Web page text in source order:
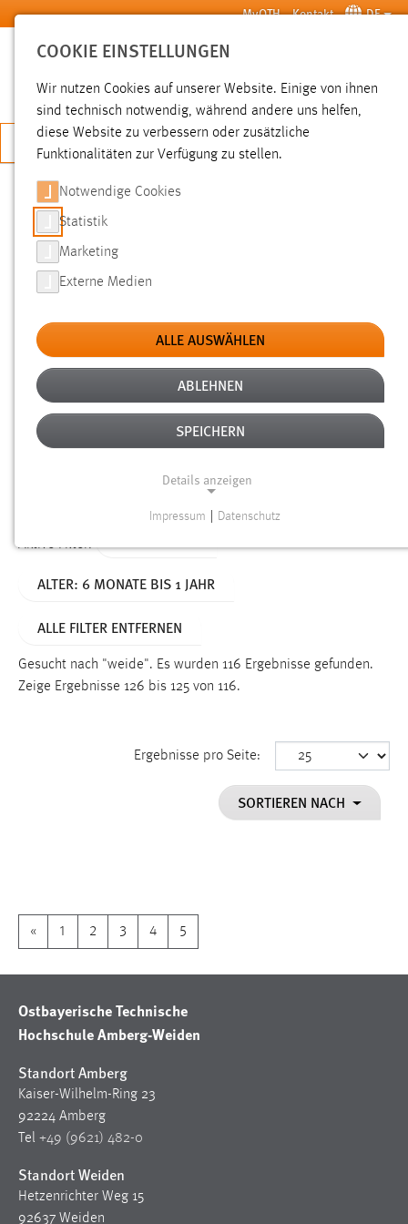
Zum Hauptinhalt springen MyOTH Kontakt DE
SUCHE
JETZT BEWERBEN
SUCHE
FILTER
Typ
Erstellungsdatum
Alter
Aktive Filter:
ALTER: 6 MONATE BIS 1 JAHR
ALLE FILTER ENTFERNEN
Gesucht nach "weide". Es wurden 116 Ergebnisse gefunden.
Zeige Ergebnisse 126 bis 125 von 116.
Ergebnisse pro Seite:
SORTIEREN NACH
« 1 2 3 4 5
Ostbayerische Technische
Hochschule Amberg-Weiden
Standort Amberg
Kaiser-Wilhelm-Ring 23
92224 Amberg
Tel +49 (9621) 482-0
Standort Weiden
Hetzenrichter Weg 15
92637 Weiden
COOKIE EINSTELLUNGEN
Wir nutzen Cookies auf unserer Website. Einige von ihnen
sind technisch notwendig, während andere uns helfen,
diese Website zu verbessern oder zusätzliche
Funktionalitäten zur Verfügung zu stellen.
Notwendige Cookies
Statistik
Marketing
Externe Medien
ALLE AUSWÄHLEN
ABLEHNEN
SPEICHERN
Details anzeigen
Funktionen und sind für die einwandfreie Funktion der
Name:
Dieser Cookie speichert die ausgewählten Einverständnis-
Name:
staticfilecache
Zweck:
gespeichert, ob man eingeloggt ist.
Sprachpräferenz
Name:
site-language-preference
Das Cookie speichert die gewählte Sprache der Website.
Cookie Laufzeit:
Impressum Datenschutz